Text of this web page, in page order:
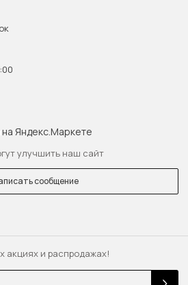
акциях и распродажах!
улучшить наш сайт
сообщение